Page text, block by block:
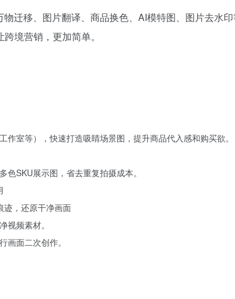
迁移、图片翻译、商品换色、AI模特图、图片去水
境营销，更加简单。
室等），快速打造吸睛场景图，提升商品代入感和购买欲。
SKU展示图，省去重复拍摄成本。
迹，还原干净画面
频素材。
面二次创作。